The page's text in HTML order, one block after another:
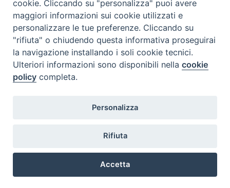
3
4 5 6 7 8
9
10
11 12 13 14 15
17
18 19 21
24 25 26 27 28 29 30
31 1
diaconato@seminario.milano.it
cookie. Cliccando su "personalizza" puoi avere
maggiori informazioni sui cookie utilizzati e
personalizzare le tue preferenze. Cliccando su
"rifiuta" o chiudendo questa informativa proseguirai
la navigazione installando i soli cookie tecnici.
Ulteriori informazioni sono disponibili nellacookie
policy completa.
Personalizza
Rifiuta
Accetta